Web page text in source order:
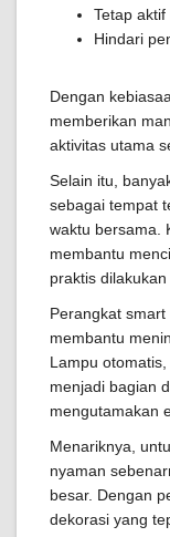
Tetap
Hindari
Dengan
memberikan
aktivitas utama
Selain itu,
sebagai tempat
waktu bersama.
membantu
praktis
Perangkat
membantu
Lampu
menjadi bagian
mengutamakan
Menariknya,
nyaman
besar. Dengan
dekorasi yang